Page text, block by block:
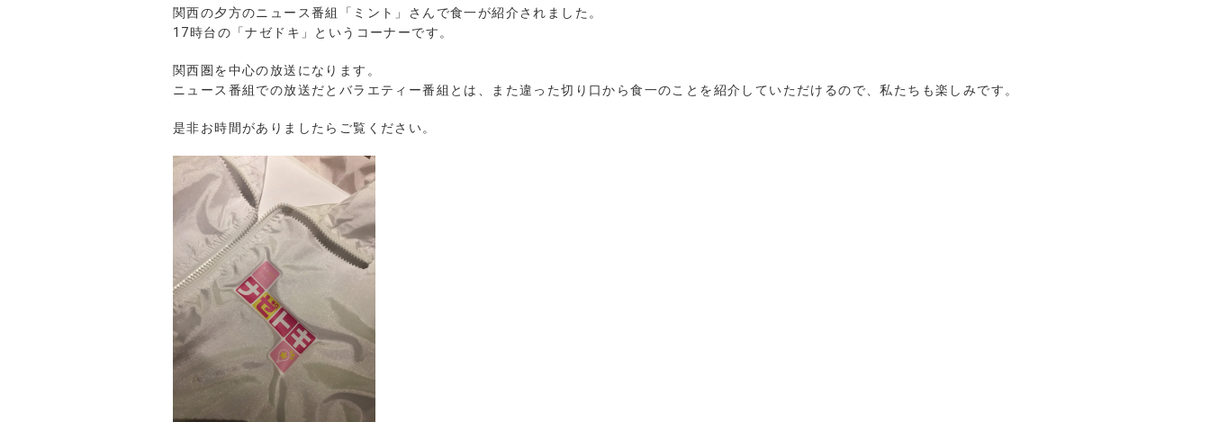
関西の夕方のニュース番組「ミント」さんで食一が紹介されました。
17時台の「ナゼドキ」というコーナーです。
関西圏を中心の放送になります。
ニュース番組での放送だとバラエティー番組とは、また違った切り口から食一のことを紹介していただけるので、私たちも楽しみです。
是非お時間がありましたらご覧ください。